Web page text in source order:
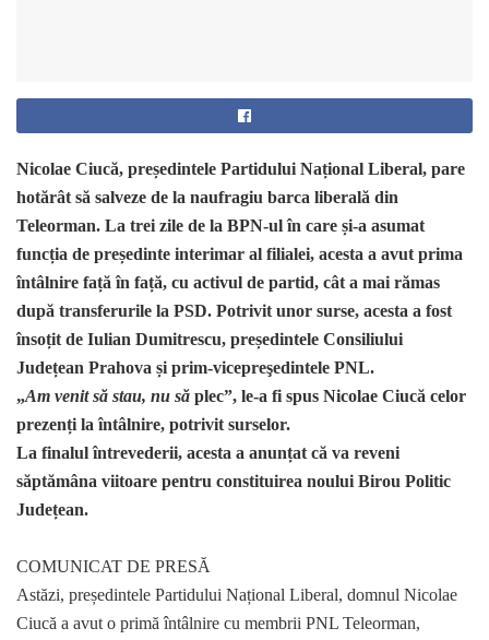
Nicolae Ciucă, președintele Partidului Național Liberal, pare
hotărât să salveze de la naufragiu barca liberală din
Teleorman. La trei zile de la BPN-ul în care și-a asumat
funcția de președinte interimar al filialei, acesta a avut prima
întâlnire față în față, cu activul de partid, cât a mai rămas
după transferurile la PSD. Potrivit unor surse, acesta a fost
însoțit de Iulian Dumitrescu, președintele Consiliului
Județean Prahova și prim-vicepreşedintele PNL.
„Am venit să stau, nu să plec”, le-a fi spus Nicolae Ciucă celor
prezenți la întâlnire, potrivit surselor.
La finalul întrevederii, acesta a anunțat că va reveni
săptămâna viitoare pentru constituirea noului Birou Politic
Județean.
COMUNICAT DE PRESĂ
Astăzi, președintele Partidului Național Liberal, domnul Nicolae
Ciucă a avut o primă întâlnire cu membrii PNL Teleorman,